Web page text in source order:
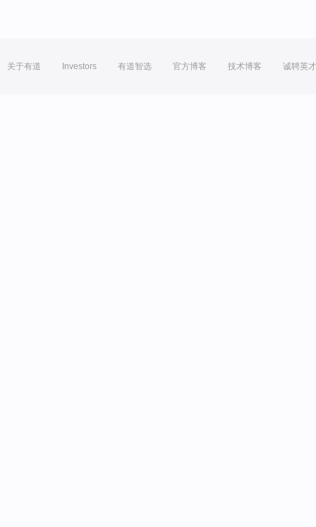
关于有道 Investors 有道智选 官方博客 技术博客 诚聘英才